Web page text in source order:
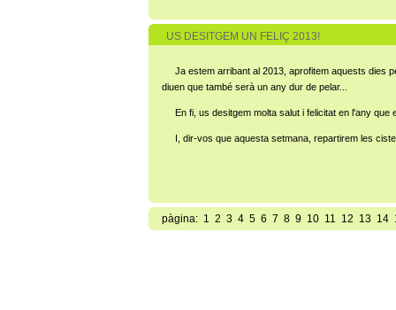
US DESITGEM UN FELIÇ 2013!
Ja estem arribant al 2013, aprofitem aquests dies
diuen que també serà un any dur de pelar...
En fi, us desitgem molta salut i felicitat en l'any que
I, dir-vos que aquesta setmana, repartirem les
pàgina: 1 2 3 4 5 6 7 8 9 10 11 12 13 14